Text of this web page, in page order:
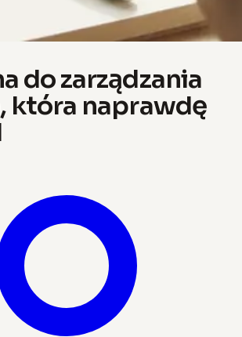
do zarządzania
która naprawdę